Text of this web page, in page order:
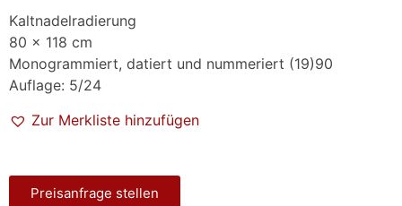
Kaltnadelradierung
80 x 118 cm
Monogrammiert, datiert und nummeriert (19)90
Auflage: 5/24
Zur Merkliste hinzufügen
Preisanfrage stellen